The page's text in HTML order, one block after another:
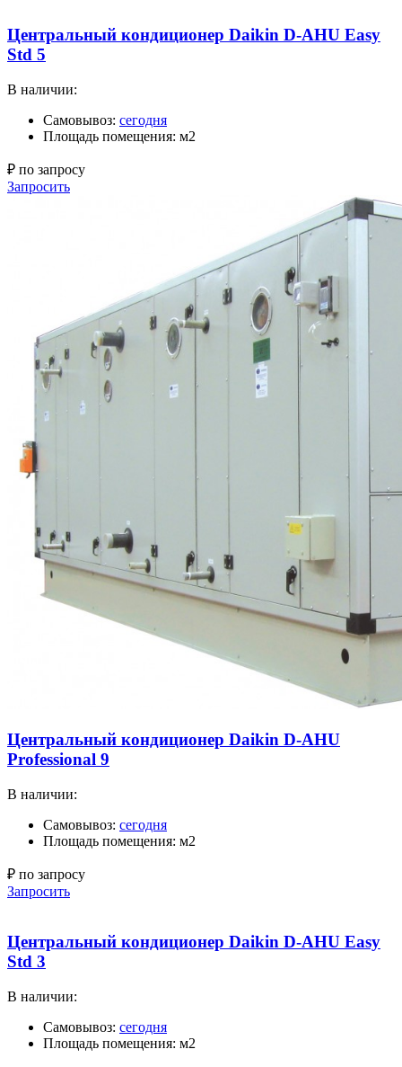
Центральный кондиционер Daikin D-AHU Easy
Std 5
В наличии:
Самовывоз: сегодня
Площадь помещения: м2
₽ по запросу
Запросить
Центральный кондиционер Daikin D-AHU
Professional 9
В наличии:
Самовывоз: сегодня
Площадь помещения: м2
₽ по запросу
Запросить
Центральный кондиционер Daikin D-AHU Easy
Std 3
В наличии:
Самовывоз: сегодня
Площадь помещения: м2